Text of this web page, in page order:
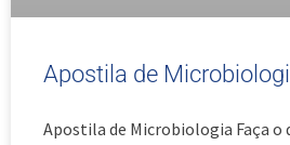
Apostila de
Apostila de Microbiologia Faça o